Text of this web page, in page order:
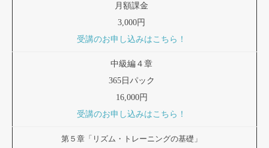
月額課金
3,000円
受講のお申し込みはこちら！
中級編４章
365日パック
16,000円
受講のお申し込みはこちら！
第５章「リズム・トレーニングの基礎」